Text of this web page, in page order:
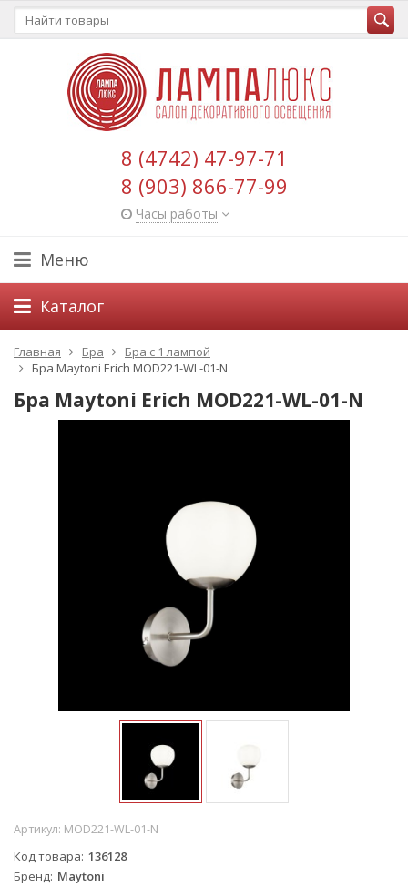
8 (4742) 47-97-71
8 (903) 866-77-99
Часы работы
Меню
Каталог
Главная Бра
Бра с 1 лампой
Бра Maytoni Erich MOD221-WL-01-N
Бра Maytoni Erich MOD221-WL-01-N
Артикул: MOD221-WL-01-N
Код товара 136128
Бренд Maytoni